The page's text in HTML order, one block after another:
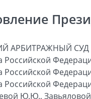
доначислении обществу 6 669 152 рублей недоимки по налогу на прибыль, налогу на добавленную стоимость и налогу на доходы физических лиц, начислении 1 273 289 рублей 61 копейки пеней за несвоевременную уплату данных налогов, а также о привлечении его к налоговой ответственности в виде 1 336 334 рублей 80 копеек штрафа по пункту 1 статьи 122, статьям 123 и 126 Налогового кодекса Российской Федерации (далее - Кодекс). Решением Арбитражного суда Новосибирской области от 09.04.2009 (с учетом определения от 15.06.2009 об исправлении опечатки) требование общества удовлетворено в части. Постановлением Седьмого арбитражного апелляционного суда от 17.06.2009 решение суда первой инстанции оставлено без изменения. Федеральный арбитражный суд Западно-Сибирского округа постановлением от 07.09.2009 решение суда первой инстанции и постановление суда апелляционной инстанции оставил без изменения. В заявлении, поданном в Высший Арбитражный Суд Российской Федерации, о пересмотре в порядке надзора названных судебных актов в части отказа в удовлетворении заявленных требований общество просит их отменить, ссылаясь на нарушение судами норм материального права. В отзывах на заявление инспекция и управление просят оставить оспариваемые судебные акты без изменения как соответствующие действующему законодательству. Проверив обоснованность доводов, изложенных в заявлении, отзывах на него и выступлениях присутствующих в заседании представителей участвующего в деле лица, Президиум полагает, что заявление общества подлежит удовлетворению в силу следующего. Основанием для доначисления 5 097 752 рублей налога на добавленную стоимость, начисления 960 700 рублей 93 копеек пеней и взыскания 1 010 550 рублей 40 копеек налоговых санкций послужил вывод инспекции о занижении обществом налоговой базы с операций по реализации имущественных прав (по уступке требований к застройщику о